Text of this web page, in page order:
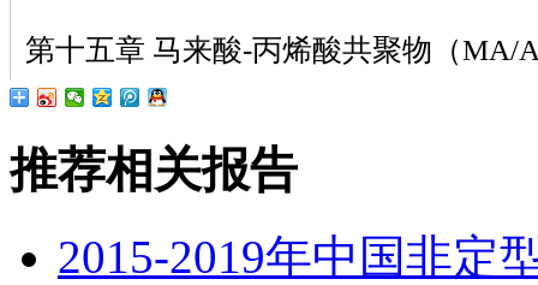
第十五章 马来酸-丙烯酸共聚物（MA/
推荐相关报告
2015-2019年中国非定